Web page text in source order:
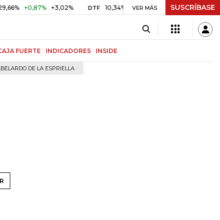
+0,87% +3,02% DTF 10,34% +0,10% +0,98% UVR $ 417,01
VER MÁS SUSCRÍBASE
FUERTE INDICADORES INSIDE
DE LA ESPRIELLA